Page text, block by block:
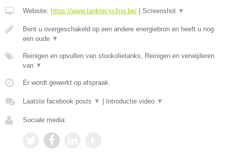
Website: https://www.tankrecycling.be/ | Screenshot ▼
Bent u overgeschakeld op een andere energiebron en heeft u nog
een oude ▼
Reinigen en opvullen van stookolietanks, Reinigen en verwijderen
van ▼
Er wordt gewerkt op afspraak.
Laatste facebook posts ▼ | Introductie video ▼
Sociale media: